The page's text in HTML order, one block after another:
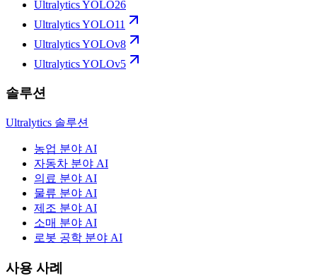
Ultralytics YOLO26
Ultralytics YOLO11
Ultralytics YOLOv8
Ultralytics YOLOv5
솔루션
Ultralytics 솔루션
농업 분야 AI
자동차 분야 AI
의료 분야 AI
물류 분야 AI
제조 분야 AI
소매 분야 AI
로봇 공학 분야 AI
사용 사례